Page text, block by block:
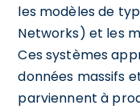
les modèles de
Networks) et les
Ces systèmes
données massifs
parviennent à